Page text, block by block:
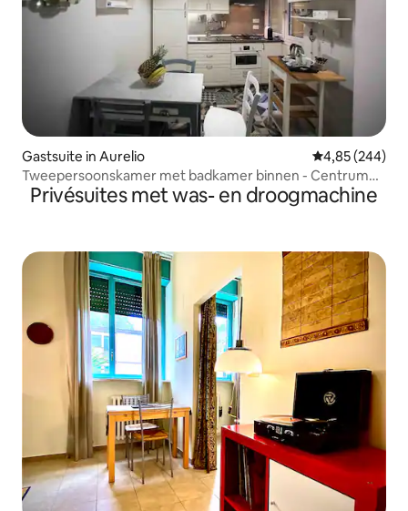
Gastsuite in Aurelio Gemiddelde
4,85 (244)
Tweepersoonskamer met badkamer binnen - Centrum
van Rome
Privésuites met was- en droogmachine